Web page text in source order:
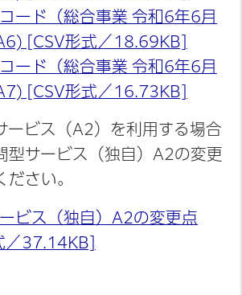
ード（総合事業 令和6年6月
[CSV形式／18.69KB]
ード（総合事業 令和6年6月
[CSV形式／16.73KB]
ービス（A2）を利用する場合
型サービス（独自）A2の変更
ださい。
ビス（独自）A2の変更点
／37.14KB]